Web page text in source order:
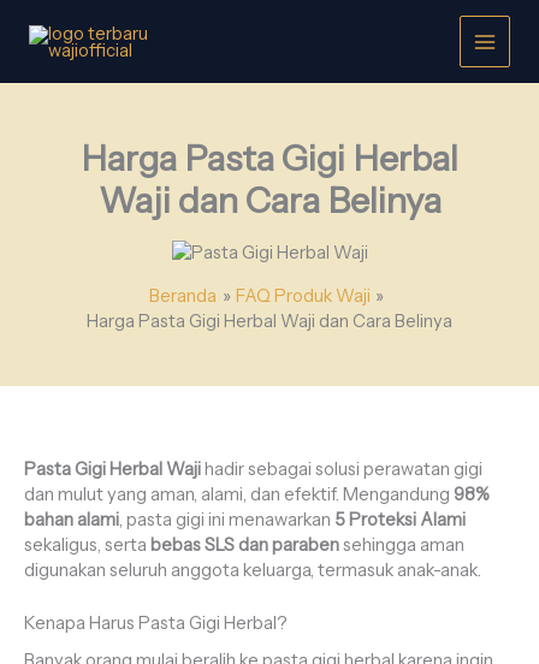
konten
Harga Pasta Gigi Herbal
Waji dan Cara Belinya
Beranda
FAQ Produk Waji
Harga Pasta Gigi Herbal Waji dan Cara Belinya
Pasta Gigi Herbal Wajihadir sebagai solusi perawatan gigi
dan mulut yang aman, alami, dan efektif. Mengandung 98%
bahan alami, pasta gigi ini menawarkan 5 Proteksi Alami
sekaligus, serta bebas SLS dan parabensehingga aman
digunakan seluruh anggota keluarga, termasuk anak-anak.
Kenapa Harus Pasta Gigi Herbal?